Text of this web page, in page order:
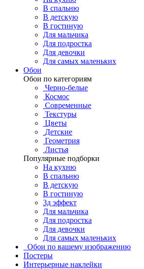
В спальню
В детскую
В гостиную
Для мальчика
Для подростка
Для девочки
Для самых маленьких
Обои
Обои по категориям
Черно-белые
Космос
Современные
Текстуры
Цветы
Детские
Геометрия
Листья
Популярные подборки
На кухню
В спальню
В детскую
В гостиную
3д эффект
Для мальчика
Для подростка
Для девочки
Для самых маленьких
Обои по вашему изображению
Постеры
Интерьерные наклейки